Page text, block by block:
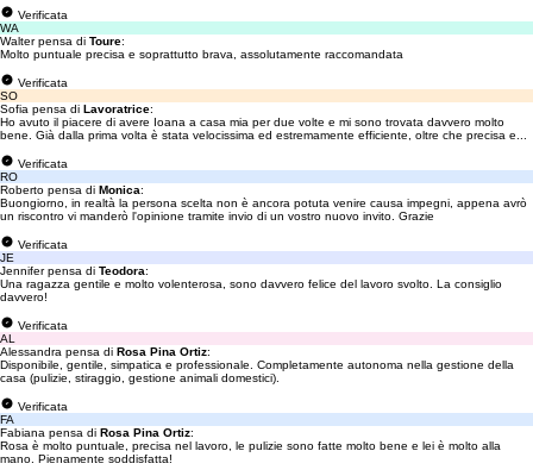
Verificata
WA
Walter pensa di Toure:
Molto puntuale precisa e soprattutto brava, assolutamente raccomandata
Verificata
SO
Sofia pensa di Lavoratrice:
Ho avuto il piacere di avere Ioana a casa mia per due volte e mi sono trovata davvero molto
bene. Già dalla prima volta è stata velocissima ed estremamente efficiente, oltre che precisa e...
Verificata
RO
Roberto pensa di Monica:
Buongiorno, in realtà la persona scelta non è ancora potuta venire causa impegni, appena avrò
un riscontro vi manderò l'opinione tramite invio di un vostro nuovo invito. Grazie
Verificata
JE
Jennifer pensa di Teodora:
Una ragazza gentile e molto volenterosa, sono davvero felice del lavoro svolto. La consiglio
davvero!
Verificata
AL
Alessandra pensa di Rosa Pina Ortiz:
Disponibile, gentile, simpatica e professionale. Completamente autonoma nella gestione della
casa (pulizie, stiraggio, gestione animali domestici).
Verificata
FA
Fabiana pensa di Rosa Pina Ortiz:
Rosa è molto puntuale, precisa nel lavoro, le pulizie sono fatte molto bene e lei è molto alla
mano. Pienamente soddisfatta!